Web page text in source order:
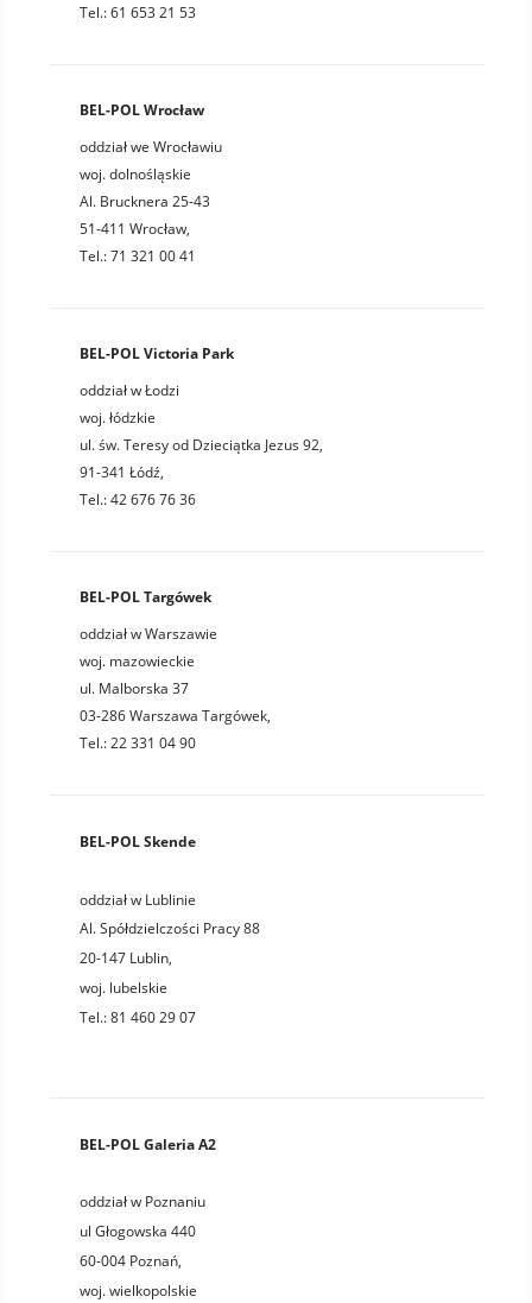
Tel.: 61 653 21 53
BEL-POL Wrocław
oddział we Wrocławiu
woj. dolnośląskie
Al. Brucknera 25-43
51-411 Wrocław,
Tel.: 71 321 00 41
BEL-POL Victoria Park
oddział w Łodzi
woj. łódzkie
ul. św. Teresy od Dzieciątka Jezus 92,
91-341 Łódź,
Tel.: 42 676 76 36
BEL-POL Targówek
oddział w Warszawie
woj. mazowieckie
ul. Malborska 37
03-286 Warszawa Targówek,
Tel.: 22 331 04 90
BEL-POL Skende
oddział w Lublinie
Al. Spółdzielczości Pracy 88
20-147 Lublin,
woj. lubelskie
Tel.:81 460 29 07
BEL-POL Galeria A2
oddział w Poznaniu
ul Głogowska 440
60-004 Poznań,
woj.wielkopolskie